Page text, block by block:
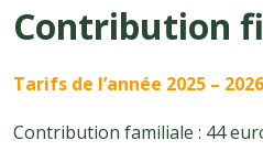
Contribution
Tarifs de l’année 2025 – 2026
Contribution familiale : 44